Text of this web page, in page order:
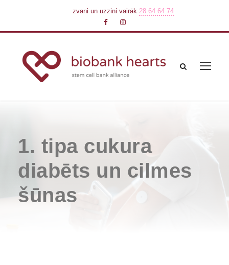
zvani un uzzini vairāk 28 64 64 74
1. tipa cukura
diabēts un cilmes
šūnas